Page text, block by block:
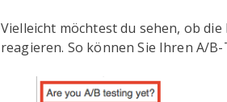
Vielleicht möchtest du sehen, ob
reagieren. So können Sie Ihren A/